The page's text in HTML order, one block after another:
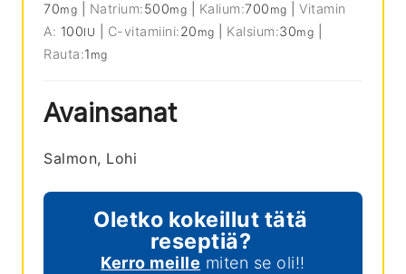
70mg Natrium:500mg Kalium:700 mg |Vitamin
A: 100IU C-vitamiini:20 mg Kalsium:30mg
Rauta:1 mg
Avainsanat
Salmon, Lohi
Oletko kokeillut tätä
reseptiä?
Kerro meille miten se oli!!